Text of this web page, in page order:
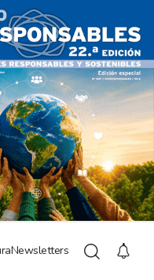
Newsletters